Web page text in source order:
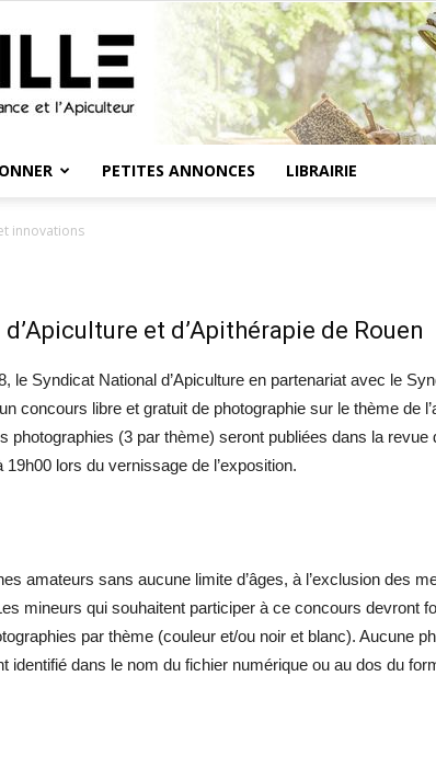
PETITES ANNONCES LIBRAIRIE
innovations
et d’Apithérapie de Rouen
le Syndicat National d’Apiculture en partenariat avec le
concours libre et gratuit de photographie sur le thème de
photographies (3 par thème) seront publiées dans la revue
lors du vernissage de l’exposition.
amateurs sans aucune limite d’âges, à l’exclusion des
mineurs qui souhaitent participer à ce concours devront
par thème (couleur et/ou noir et blanc). Aucune
identifié dans le nom du fichier numérique ou au dos du